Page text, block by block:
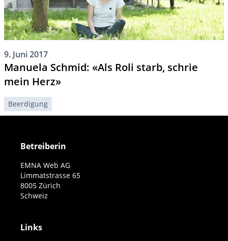
9. Juni 2017
Manuela Schmid: «Als Roli starb, schrie
mein Herz»
Beerdigung
Betreiberin
EMNA Web AG
Limmatstrasse 65
8005 Zürich
Schweiz
Links